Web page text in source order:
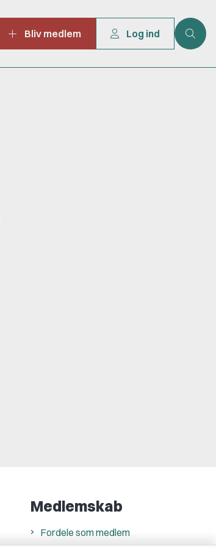
Bliv medlem Log ind
Medlemskab
Fordele som medlem